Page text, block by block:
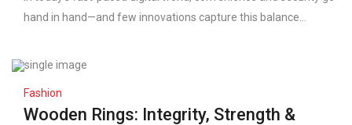
hand in hand—and few innovations capture this balance...
Fashion
Wooden Rings: Integrity, Strength &